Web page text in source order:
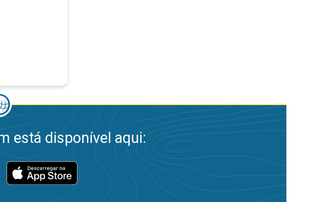
está disponível aqui: